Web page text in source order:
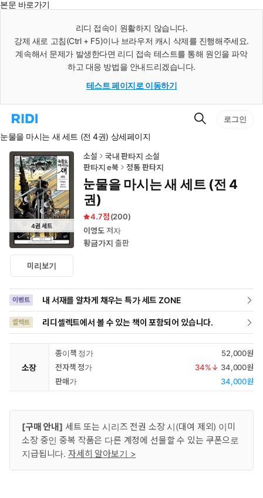
본문 바로가기
리디 접속이 원활하지 않습니다.
강제 새로 고침(Ctrl + F5)이나 브라우저 캐시 삭제를 진행해주세요.
계속해서 문제가 발생한다면 리디 접속 테스트를 통해 원인을 파악
하고 대응 방법을 안내드리겠습니다.
테스트 페이지로 이동하기
리
홈
로
이
동
검
로그인
눈물을 마시는 새 세트 (전 4권) 상세페이지
4권 세트
미리보기
소설
국내 판타지 소설
판타지 e북
정통 판타지
눈물을 마시는 새 세트 (전 4
권)
4.7 (200)
이영도저자
황금가지 출판
이벤트 내 서재를 알차게 채우는 특가 세트 ZONE
셀렉트 리디셀렉트에서 볼 수 있는 책이 포함되어 있습니다.
소장
종이책 정가
52,000원
전자책 정가
34%↓ 34,000원
판매가
34,000원
[구매 안내] 세트 또는 시리즈 전권 소장 시(대여 제외) 이미
소장 중인 중복 작품은 다른 계정에 선물할 수 있는 쿠폰으로
지급됩니다. 자세히 알아보기 >